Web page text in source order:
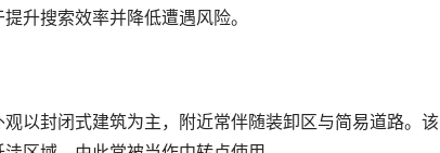
升搜索效率并降低遭遇风险。
以封闭式建筑为主，附近常伴随装卸区与简易道路。该